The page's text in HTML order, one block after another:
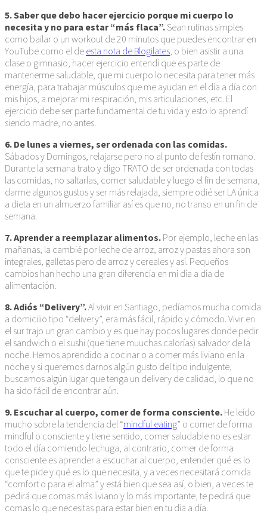
5. Saber que debo hacer ejercicio porque mi cuerpo lo
necesita y no para estar “más flaca”. Sean rutinas simples
como bailar o un workout de 20 minutos que puedes encontrar en
YouTube como el de esta nota de Blogilates , o bien asistir a una
clase o gimnasio, hacer ejercicio entendí que es parte de
mantenerme saludable, que mi cuerpo lo necesita para tener más
energía, para trabajar músculos que me ayudan en el día a día con
mis hijos, a mejorar mi respiración, mis articulaciones, etc. El
ejercicio debe ser parte fundamental de tu vida y esto lo aprendí
siendo madre, no antes.
6. De lunes a viernes, ser ordenada con las comidas.
Sábados y Domingos, relajarse pero no al punto de festín romano.
Durante la semana trato y digo TRATO de ser ordenada con todas
las comidas, no saltarlas, comer saludable y luego el fin de semana,
darme algunos gustos y ser más relajada, siempre odié ser LA única
a dieta en un almuerzo familiar así es que no, no transo en un fin de
semana.
7. Aprender a reemplazar alimentos. Por ejemplo, leche en las
mañanas, la cambié por leche de arroz, arroz y pastas ahora son
integrales, galletas pero de arroz y cereales y así. Pequeños
cambios han hecho una gran diferencia en mi día a día de
alimentación.
8. Adiós “Delivery”.Al vivir en Santiago, pedíamos mucha comida
a domicilio tipo “delivery”, era más fácil, rápido y cómodo. Vivir en
el sur trajo un gran cambio y es que hay pocos lugares donde pedir
el sandwich o el sushi (que tiene muuchas calorías) salvador de la
noche. Hemos aprendido a cocinar o a comer más liviano en la
noche y si queremos darnos algún gusto del tipo indulgente,
buscamos algún lugar que tenga un delivery de calidad, lo que no
ha sido fácil de encontrar aún.
9. Escuchar al cuerpo, comer de forma consciente. He leído
mucho sobre la tendencia del “mindful eating” o comer de forma
mindful o consciente y tiene sentido, comer saludable no es estar
todo el día comiendo lechuga, al contrario, comer de forma
consciente es aprender a escuchar al cuerpo, entender qué es lo
que te pide y qué es lo que necesita, y a veces necesitará comida
“comfort o para el alma” y está bien que sea así, o bien, a veces te
pedirá que comas más liviano y lo más importante, te pedirá que
comas lo que necesitas para estar bien en tu día a día.